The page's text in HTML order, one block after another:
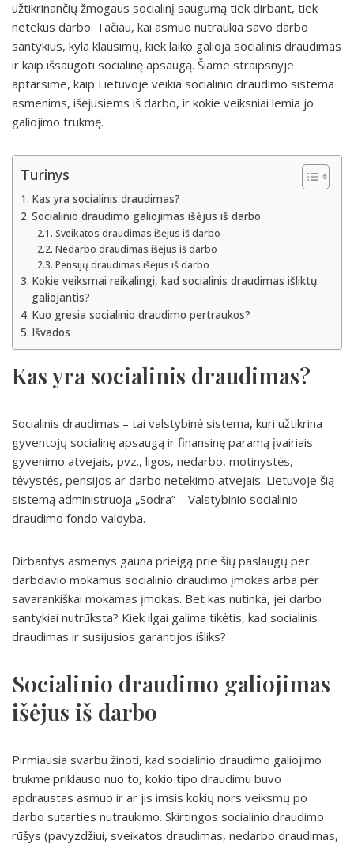
užtikrinančių žmogaus socialinį saugumą tiek dirbant, tiek
netekus darbo. Tačiau, kai asmuo nutraukia savo darbo
santykius, kyla klausimų, kiek laiko galioja socialinis draudimas
ir kaip išsaugoti socialinę apsaugą. Šiame straipsnyje
aptarsime, kaip Lietuvoje veikia socialinio draudimo sistema
asmenims, išėjusiems iš darbo, ir kokie veiksniai lemia jo
galiojimo trukmę.
Turinys
Kas yra socialinis draudimas?
Socialinio draudimo galiojimas išėjus iš darbo
Sveikatos draudimas išėjus iš darbo
Nedarbo draudimas išėjus iš darbo
Pensijų draudimas išėjus iš darbo
Kokie veiksmai reikalingi, kad socialinis draudimas išliktų
galiojantis?
Kuo gresia socialinio draudimo pertraukos?
Išvados
Kas yra socialinis draudimas?
Socialinis draudimas – tai valstybinė sistema, kuri užtikrina
gyventojų socialinę apsaugą ir finansinę paramą įvairiais
gyvenimo atvejais, pvz., ligos, nedarbo, motinystės,
tėvystės, pensijos ar darbo netekimo atvejais. Lietuvoje šią
sistemą administruoja „Sodra” – Valstybinio socialinio
draudimo fondo valdyba.
Dirbantys asmenys gauna prieigą prie šių paslaugų per
darbdavio mokamus socialinio draudimo įmokas arba per
savarankiškai mokamas įmokas. Bet kas nutinka, jei darbo
santykiai nutrūksta? Kiek ilgai galima tikėtis, kad socialinis
draudimas ir susijusios garantijos išliks?
Socialinio draudimo galiojimas
išėjus iš darbo
Pirmiausia svarbu žinoti, kad socialinio draudimo galiojimo
trukmė priklauso nuo to, kokio tipo draudimu buvo
apdraustas asmuo ir ar jis imsis kokių nors veiksmų po
darbo sutarties nutraukimo. Skirtingos socialinio draudimo
rūšys (pavyzdžiui, sveikatos draudimas, nedarbo draudimas,